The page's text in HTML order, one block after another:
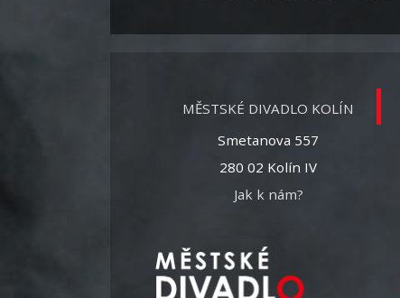
MĚSTSKÉ DIVADLO KOLÍN
Smetanova 557
280 02 Kolín IV
Jak k nám?